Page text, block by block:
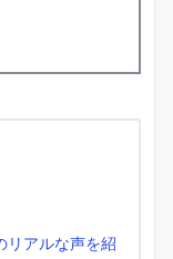
リアルな声を紹